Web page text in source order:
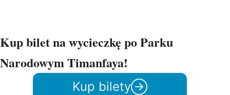
Kup bilet na wycieczkę po Parku
Narodowym Timanfaya!
Kup bilety